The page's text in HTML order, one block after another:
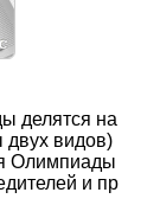
делятся на
видов)
Олимпиады
и пр